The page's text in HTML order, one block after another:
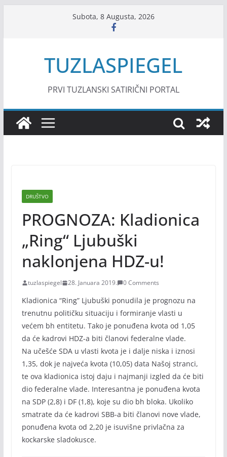
Subota, 8 Augusta, 2026
TUZLASPIEGEL
PRVI TUZLANSKI SATIRIČNI PORTAL
DRUŠTVO
PROGNOZA: Kladionica
„Ring“ Ljubuški
naklonjena HDZ-u!
tuzlaspiegel 28. Januara 2019. 0 Comments
Kladionica “Ring” Ljubuški ponudila je prognozu na
trenutnu političku situaciju i formiranje vlasti u
većem bh entitetu. Tako je ponuđena kvota od 1,05
da će kadrovi HDZ-a biti članovi federalne vlade.
Na učešće SDA u vlasti kvota je i dalje niska i iznosi
1,35, dok je najveća kvota (10,05) data Našoj stranci,
te ova kladionica istoj daju i najmanji izgled da će biti
dio federalne vlade. Interesantna je ponuđena kvota
na SDP (2,8) i DF (1,8), koje su dio bh bloka. Ukoliko
smatrate da će kadrovi SBB-a biti članovi nove vlade,
ponuđena kvota od 2,20 je isuvišne privlačna za
kockarske sladokusce.